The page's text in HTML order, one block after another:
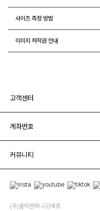
사이즈 측정 방법
이미지 저작권 안내
고객센터
계좌번호
커뮤니티
(주)클릭앤퍼니/김예중